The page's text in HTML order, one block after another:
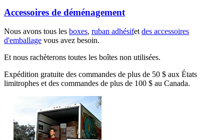
Accessoires de déménagement
Nous avons tous les boxes, ruban adhésifet des accessoires
d'emballage vous avez besoin.
Et nous rachèterons toutes les boîtes non utilisées.
Expédition gratuite des commandes de plus de 50 $ aux États
limitrophes et des commandes de plus de 100 $ au Canada.